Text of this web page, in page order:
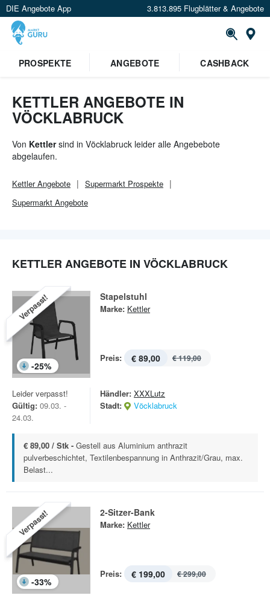
DIE Angebote App 3.813.895 Flugblätter & Angebote
PROSPEKTE
ANGEBOTE CASHBACK
KETTLER ANGEBOTE IN
VÖCKLABRUCK
Von Kettlersind in Vöcklabruck leider alle Angebebote
abgelaufen.
KettlerAngebote Supermarkt Prospekte
Supermarkt Angebote
KETTLER ANGEBOTE IN VÖCKLABRUCK
Verpasst!
-25%
Stapelstuhl
Marke: Kettler
Preis: € 89,00 € 119,00
Leider verpasst!
Gültig: 09.03. -
24.03.
Händler: XXXLutz
Stadt:
Vöcklabruck
€ 89,00 / Stk - Gestell aus Aluminium anthrazit
pulverbeschichtet, Textilenbespannung in Anthrazit/Grau, max.
Belast...
Verpasst!
-33%
2-Sitzer-Bank
Marke: Kettler
Preis: € 199,00 € 299,00